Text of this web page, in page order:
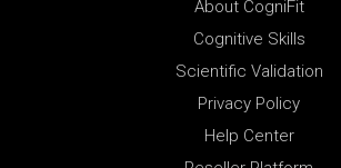
About CogniFit
Cognitive Skills
Scientific Validation
Privacy Policy
Help Center